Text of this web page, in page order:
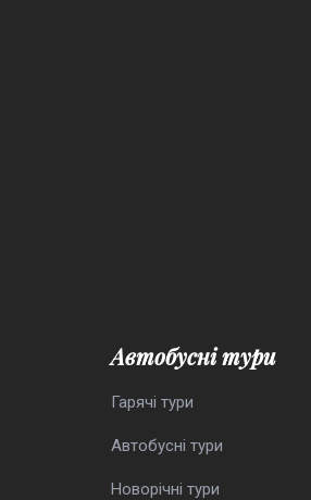
Автобусні тури
Гарячі тури
Автобусні тури
Новорічні тури